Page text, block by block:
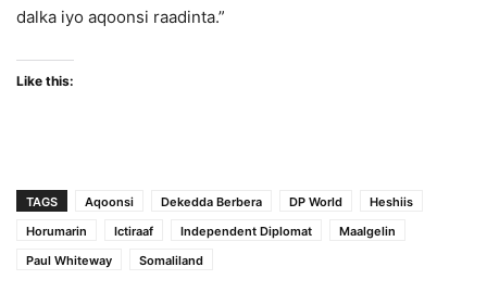
dalka iyo aqoonsi raadinta.”
Like this:
TAGS Aqoonsi Dekedda Berbera DP World
Heshiis
Horumarin
Ictiraaf Independent Diplomat
Maalgelin
Paul Whiteway
Somaliland